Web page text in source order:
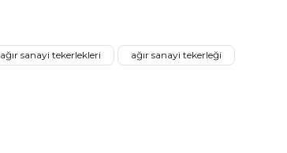
ağır sanayi tekerlekleri
ağır sanayi tekerleği